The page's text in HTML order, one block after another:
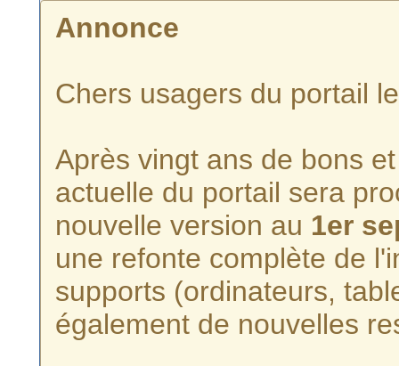
Annonce
Chers usagers du portail
Après vingt ans de bons
actuelle du portail sera
nouvelle version au 1er
une refonte complète de
supports (ordinateurs,
également de nouvelles